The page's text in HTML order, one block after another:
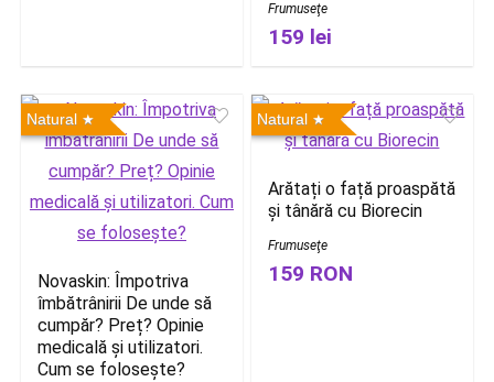
Frumuseţe
159 lei
Natural
Novaskin: Împotriva
îmbătrânirii De unde să
cumpăr? Preț? Opinie
medicală și utilizatori.
Cum se folosește?
Natural
Arătați o față proaspătă
și tânără cu Biorecin
Frumuseţe
159 RON